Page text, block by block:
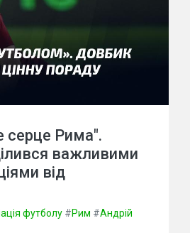
серце Рима".
важливими
від
футболу #Рим #Андрій